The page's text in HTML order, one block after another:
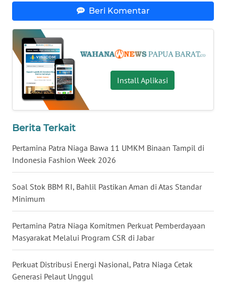
Beri Komentar
Install Aplikasi
Berita Terkait
Pertamina Patra Niaga Bawa 11 UMKM Binaan Tampil di
Indonesia Fashion Week 2026
Soal Stok BBM RI, Bahlil Pastikan Aman di Atas Standar
Minimum
Pertamina Patra Niaga Komitmen Perkuat Pemberdayaan
Masyarakat Melalui Program CSR di Jabar
Perkuat Distribusi Energi Nasional, Patra Niaga Cetak
Generasi Pelaut Unggul
WN
KALTARA
WN
KALSEL
WN
KALTIM
WN
WN
MALUKU
WN